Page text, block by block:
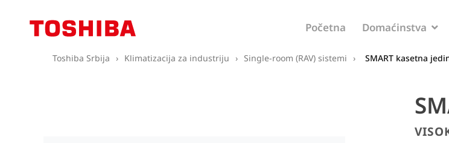
Početna Domaćinstva
Toshiba Srbija › Klimatizacija za industriju › Single-room (RAV) sistemi › SMART kasetna